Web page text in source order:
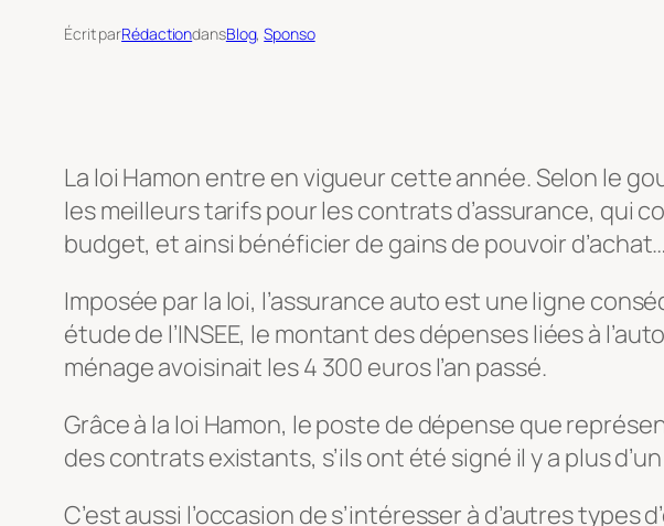
Écrit parRédactiondansBlog, Sponso
La loi Hamon entre en vigueur cette année. Selon le
les meilleurs tarifs pour les contrats d’assurance,
budget, et ainsi bénéficier de gains de pouvoir d’achat…
Imposée par la loi, l’assurance auto est une ligne
étude de l’INSEE, le montant des dépenses liées à
ménage avoisinait les 4 300 euros l’an passé.
Grâce à la loi Hamon, le poste de dépense que
des contrats existants, s’ils ont été signé il y a plus
C’est aussi l’occasion de s’intéresser à d’autres types